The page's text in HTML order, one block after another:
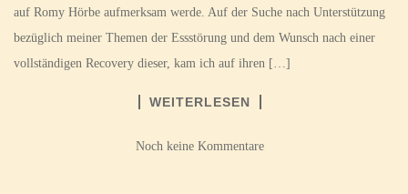
auf Romy Hörbe aufmerksam werde. Auf der Suche nach Unterstützung
bezüglich meiner Themen der Essstörung und dem Wunsch nach einer
vollständigen Recovery dieser, kam ich auf ihren […]
WEITERLESEN
Noch keine Kommentare